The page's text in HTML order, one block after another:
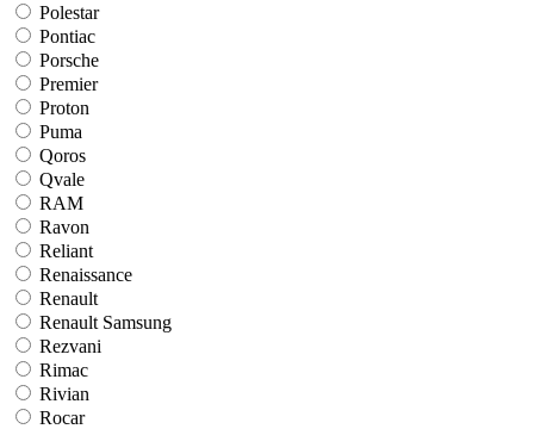
Polestar
Pontiac
Porsche
Premier
Proton
Puma
Qoros
Qvale
RAM
Ravon
Reliant
Renaissance
Renault
Renault Samsung
Rezvani
Rimac
Rivian
Rocar